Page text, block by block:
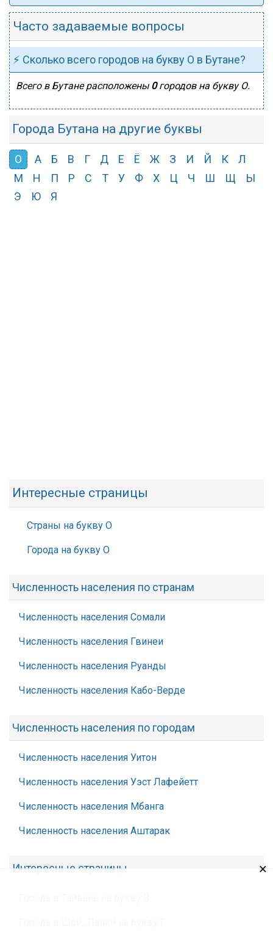
Часто задаваемые вопросы
⚡ Сколько всего городов на букву О в Бутане?
Всего в Бутане расположены 0городов на букву О.
Города Бутана на другие буквы
О А Б В Г Д Е Ё Ж З И Й К
Л
М
Н П Р С Т У Ф Х Ц Ч Ш Щ
Ы
Э
Ю Я
Интересные страницы
Страны на букву О
Города на букву О
Численность населения по странам
Численность населения Сомали
Численность населения Гвинеи
Численность населения Руанды
Численность населения Кабо-Верде
Численность населения по городам
Численность населения Уитон
Численность населения Уэст Лафейетт
Численность населения Мбанга
Численность населения Аштарак
Интересные страницы ×